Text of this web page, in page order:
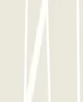
P4 Longue Durée